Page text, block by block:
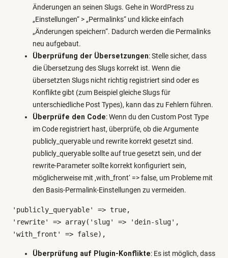
Änderungen an seinen Slugs. Gehe in WordPress zu
„Einstellungen“ > „Permalinks“ und klicke einfach
„Änderungen speichern“. Dadurch werden die Permalinks
neu aufgebaut.
Überprüfung der Übersetzungen: Stelle sicher, dass
die Übersetzung des Slugs korrekt ist. Wenn die
übersetzten Slugs nicht richtig registriert sind oder es
Konflikte gibt (zum Beispiel gleiche Slugs für
unterschiedliche Post Types), kann das zu Fehlern führen.
Überprüfe den Code: Wenn du den Custom Post Type
im Code registriert hast, überprüfe, ob die Argumente
publicly_queryable und rewrite korrekt gesetzt sind.
publicly_queryable sollte auf true gesetzt sein, und der
rewrite-Parameter sollte korrekt konfiguriert sein,
möglicherweise mit ‚with_front‘ => false, um Probleme mit
den Basis-Permalink-Einstellungen zu vermeiden.
'publicly_queryable' => true,
'rewrite' => array('slug' => 'dein-slug',
'with_front' => false),
Überprüfung auf Plugin-Konflikte: Es ist möglich, dass